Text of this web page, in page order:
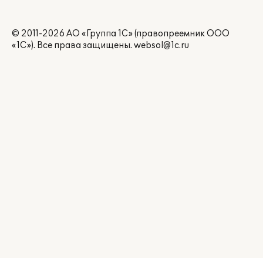
© 2011-2026 АО «Группа 1С» (правопреемник ООО
«1С»). Все права защищены. websol@1c.ru